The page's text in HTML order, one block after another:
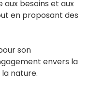
aux besoins et aux
en proposant des
son
envers la
nature.